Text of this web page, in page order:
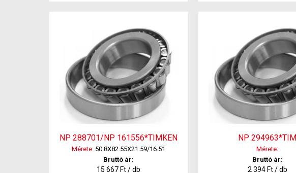
NP 288701/NP 161556*TIMKEN
Mérete: 50.8X82.55X21.59/16.51
Bruttó ár:
15 667 Ft / db
NP 294963*TIM
Mérete:
Bruttó ár:
2 394 Ft / db